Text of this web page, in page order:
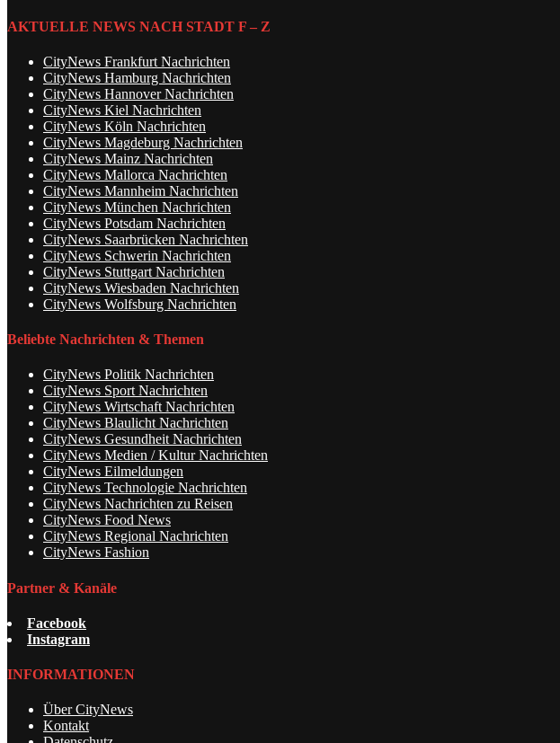
AKTUELLE NEWS NACH STADT F – Z
CityNews Frankfurt Nachrichten
CityNews Hamburg Nachrichten
CityNews Hannover Nachrichten
CityNews Kiel Nachrichten
CityNews Köln Nachrichten
CityNews Magdeburg Nachrichten
CityNews Mainz Nachrichten
CityNews Mallorca Nachrichten
CityNews Mannheim Nachrichten
CityNews München Nachrichten
CityNews Potsdam Nachrichten
CityNews Saarbrücken Nachrichten
CityNews Schwerin Nachrichten
CityNews Stuttgart Nachrichten
CityNews Wiesbaden Nachrichten
CityNews Wolfsburg Nachrichten
Beliebte Nachrichten & Themen
CityNews Politik Nachrichten
CityNews Sport Nachrichten
CityNews Wirtschaft Nachrichten
CityNews Blaulicht Nachrichten
CityNews Gesundheit Nachrichten
CityNews Medien / Kultur Nachrichten
CityNews Eilmeldungen
CityNews Technologie Nachrichten
CityNews Nachrichten zu Reisen
CityNews Food News
CityNews Regional Nachrichten
CityNews Fashion
Partner & Kanäle
Facebook
Instagram
INFORMATIONEN
Über CityNews
Kontakt